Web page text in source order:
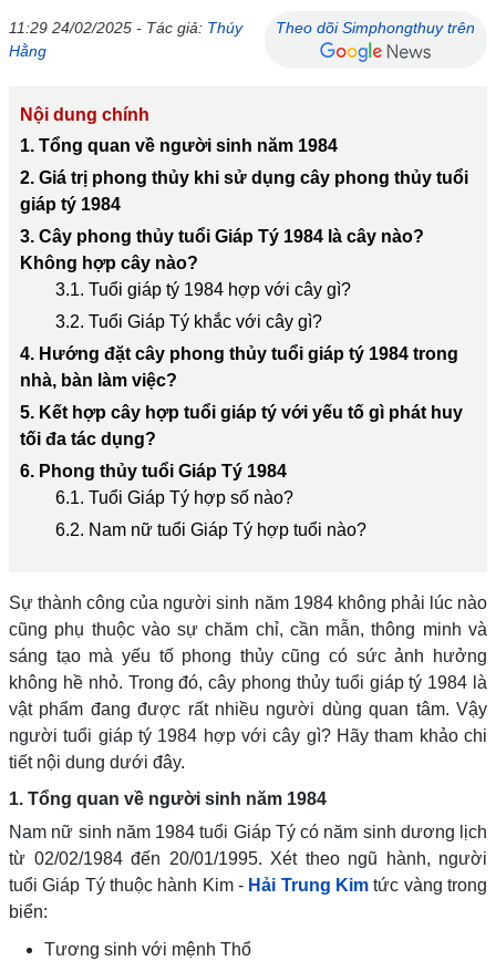
11:29 24/02/2025 - Tác giả: Thúy
Hằng
Theo dõi Simphongthuy trên
Nội dung chính
1. Tổng quan về người sinh năm 1984
2. Giá trị phong thủy khi sử dụng cây phong thủy tuổi
giáp tý 1984
3. Cây phong thủy tuổi Giáp Tý 1984 là cây nào?
Không hợp cây nào?
3.1. Tuổi giáp tý 1984 hợp với cây gì?
3.2. Tuổi Giáp Tý khắc với cây gì?
4. Hướng đặt cây phong thủy tuổi giáp tý 1984 trong
nhà, bàn làm việc?
5. Kết hợp cây hợp tuổi giáp tý với yếu tố gì phát huy
tối đa tác dụng?
6. Phong thủy tuổi Giáp Tý 1984
6.1. Tuổi Giáp Tý hợp số nào?
6.2. Nam nữ tuổi Giáp Tý hợp tuổi nào?
Sự thành công của người sinh năm 1984 không phải lúc nào
cũng phụ thuộc vào sự chăm chỉ, cần mẫn, thông minh và
sáng tạo mà yếu tố phong thủy cũng có sức ảnh hưởng
không hề nhỏ. Trong đó, cây phong thủy tuổi giáp tý 1984 là
vật phẩm đang được rất nhiều người dùng quan tâm. Vậy
người tuổi giáp tý 1984 hợp với cây gì? Hãy tham khảo chi
tiết nội dung dưới đây.
1. Tổng quan về người sinh năm 1984
Nam nữ sinh năm 1984 tuổi Giáp Tý có năm sinh dương lịch
từ 02/02/1984 đến 20/01/1995. Xét theo ngũ hành, người
tuổi Giáp Tý thuộc hành Kim - Hải Trung Kim tức vàng trong
biển:
Tương sinh với mệnh Thổ